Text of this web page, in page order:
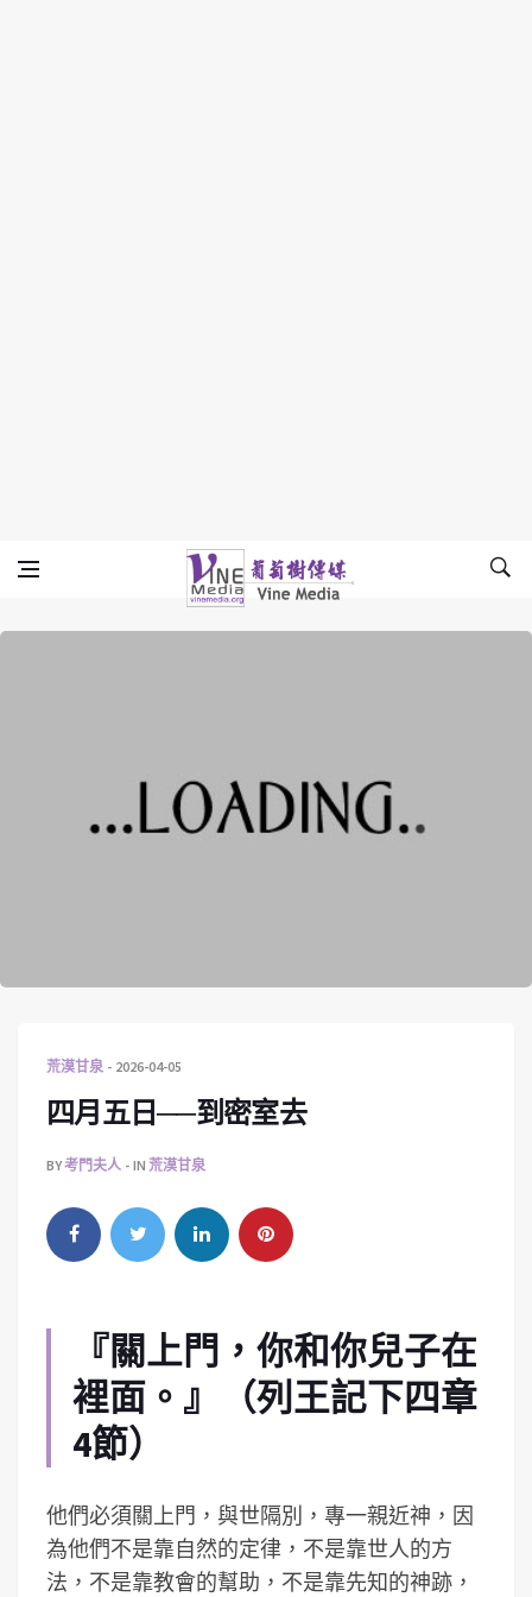
Vine Media
葡萄樹傳媒
荒漠甘泉 2026-04-05
四月五日──到密室去
BY考門夫人 IN 荒漠甘泉
『關上門，你和你兒子在
裡面。』（列王記下四章
4節）
他們必須關上門，與世隔別，專一親近神，因
為他們不是靠自然的定律，不是靠世人的方
法，不是靠教會的幫助，不是靠先知的神跡，